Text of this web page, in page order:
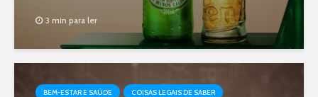
3 min para ler
BEM-ESTAR E SAÚDE
COISAS LEGAIS DE SABER